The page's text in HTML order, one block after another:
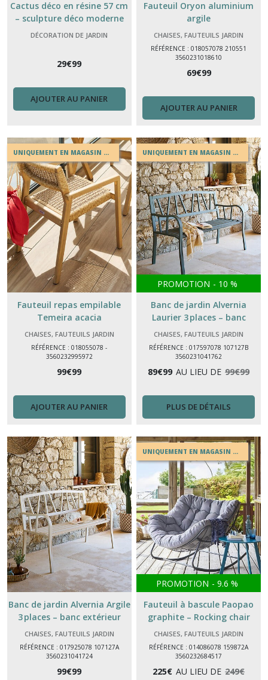
Cactus déco en résine 57 cm
– sculpture déco moderne
intérieur & extérieur
DÉCORATION DE JARDIN
29€99
AJOUTER AU PANIER
Fauteuil Oryon aluminium
argile
CHAISES, FAUTEUILS JARDIN
RÉFÉRENCE : 018057078 210551
3560231018610
69€99
AJOUTER AU PANIER
UNIQUEMENT EN MAGASIN OU EN DRIVE
Fauteuil repas empilable
Temeira acacia
CHAISES, FAUTEUILS JARDIN
RÉFÉRENCE : 018055078 -
3560232995972
99€99
AJOUTER AU PANIER
UNIQUEMENT EN MAGASIN OU EN DRIVE
PROMOTION - 10 %
Banc de jardin Alvernia
Laurier 3 places – banc
extérieur acier époxy design
HESPERIDE
CHAISES, FAUTEUILS JARDIN
RÉFÉRENCE : 017597078 107127B
3560231041762
89€99 AU LIEU DE 99€99
PLUS DE DÉTAILS
Banc de jardin Alvernia Argile
3 places – banc extérieur
acier époxy design HESPERIDE
CHAISES, FAUTEUILS JARDIN
RÉFÉRENCE : 017925078 107127A
3560231041724
99€99
UNIQUEMENT EN MAGASIN OU EN DRIVE
PROMOTION - 9.6 %
Fauteuil à bascule Paopao
graphite – Rocking chair
extérieur moderne
CHAISES, FAUTEUILS JARDIN
RÉFÉRENCE : 014086078 159872A
3560232684517
225€ AU LIEU DE 249€